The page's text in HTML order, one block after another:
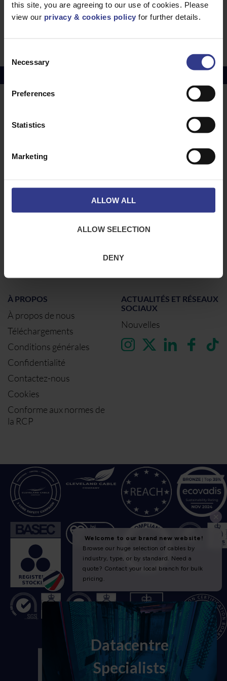
this site, you are agreeing to our use of cookies. Please
view our privacy & cookies policy for further details.
Selection
Necessary
Preferences
Statistics
Marketing
ALLOW ALL
ALLOW SELECTION
DENY
BS EN50288-7RE-2X(st)Y Câble de
Middlesbrough
Northampton
Bristol
À PROPOS
À propos de nous
Téléchargements
Conditions générales
Confidentialité
Contactez-nous
Cookies
Conforme aux normes de
la RCP
ACTUALITÉS ET RÉSEAUX
SOCIAUX
Nouvelles